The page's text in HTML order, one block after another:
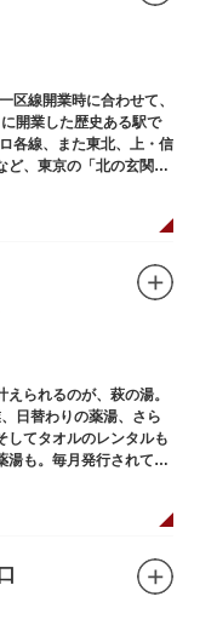
区線開業時に合わせて、
開業した歴史ある駅で
各線、また東北、上・信
ど、東京の「北の玄関
られるのが、萩の湯。
日替わりの薬湯、さら
してタオルのレンタルも
湯も。毎月発行されてい
薬湯を楽しめます。
しい食事だけでなく、
ただき、心も体も整えて